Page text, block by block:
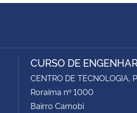
CURSO DE
CENTRO DE TECNOLOGIA,
Roraima nº 1000
Bairro Camobi